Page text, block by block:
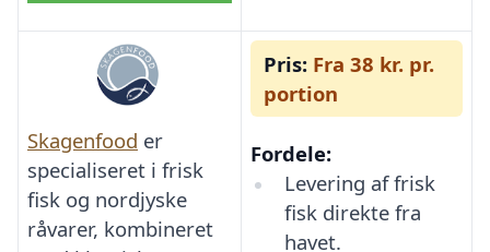
Skagenfood er
specialiseret i frisk
fisk og nordjyske
råvarer, kombineret
Pris: Fra 38 kr. pr.
portion
Fordele:
Levering af frisk
fisk direkte fra
havet.